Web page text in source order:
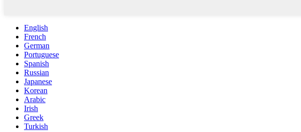
English
French
German
Portuguese
Spanish
Russian
Japanese
Korean
Arabic
Irish
Greek
Turkish